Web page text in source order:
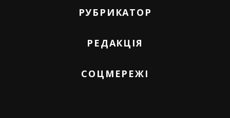
РУБРИКАТОР
РЕДАКЦІЯ
СОЦМЕРЕЖІ